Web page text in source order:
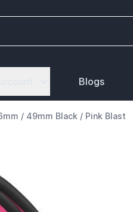
Blogs
/ 49mm Black / Pink Blast